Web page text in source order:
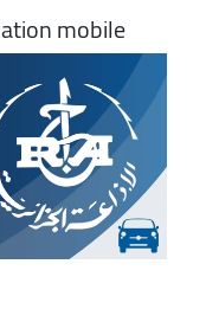
mobile